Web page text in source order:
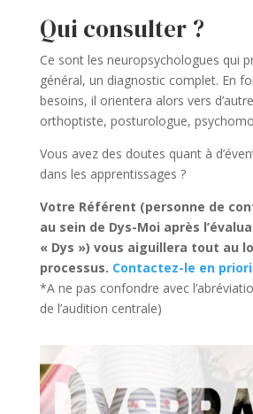
Qui consulter ?
Ce sont les neuropsychologues qui
général, un diagnostic complet. En
besoins, il orientera alors vers
orthoptiste, posturologue,
Vous avez des doutes quant à
dans les apprentissages ?
Votre Référent (personne de
au sein de Dys-Moi après
« Dys ») vous aiguillera tout au
processus. Contactez-le en
*A ne pas confondre avec
de l’audition centrale)